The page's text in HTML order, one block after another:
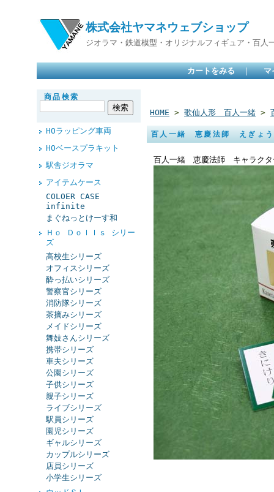
株式会社ヤマネウェブショップ
ジオラマ・鉄道模型・オリジナルフィギュア・百人
カートをみる ｜ マ
商品検索
HOラッピング車両
HOベースプラキット
駅舎ジオラマ
アイテムケース
COLOER CASE
infinite
まぐねっとけーす和
Ｈｏ Ｄｏｌｌｓ シリー
ズ
高校生シリーズ
オフィスシリーズ
酔っ払いシリーズ
警察官シリーズ
消防隊シリーズ
茶摘みシリーズ
メイドシリーズ
舞妓さんシリーズ
携帯シリーズ
車夫シリーズ
公園シリーズ
子供シリーズ
親子シリーズ
ライブシリーズ
駅員シリーズ
園児シリーズ
ギャルシリーズ
カップルシリーズ
店員シリーズ
小学生シリーズ
HOME > 歌仙人形 百人一緒 >
百人一緒 恵慶法師 えぎょう
百人一緒 恵慶法師 キャラクタ